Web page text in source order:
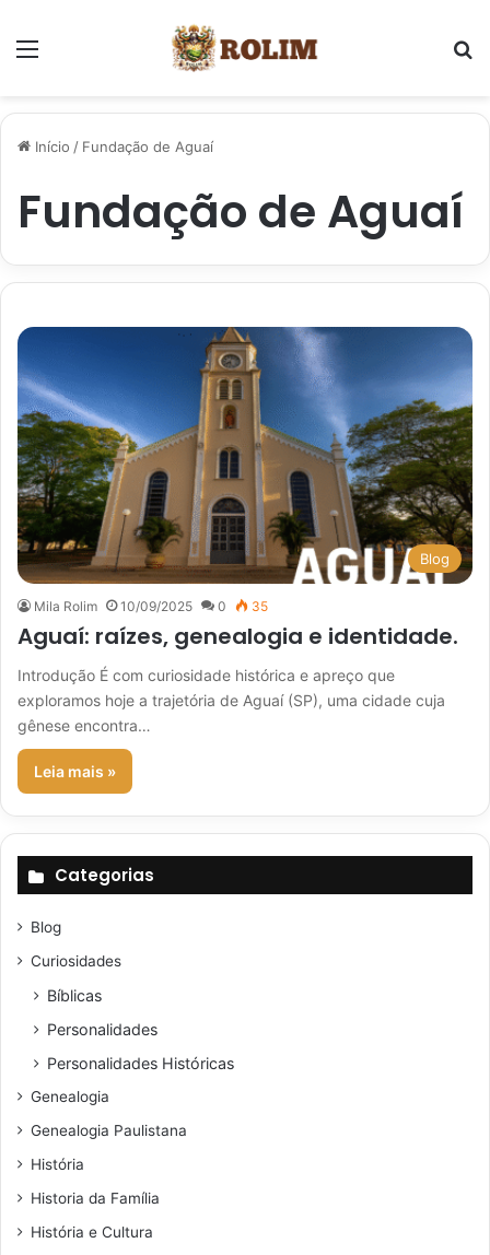
Início / Fundação de Aguaí
Fundação de Aguaí
Blog
Mila Rolim 10/09/2025 0 35
Aguaí: raízes, genealogia e identidade.
Introdução É com curiosidade histórica e apreço que
exploramos hoje a trajetória de Aguaí (SP), uma cidade cuja
gênese encontra…
Leia mais »
Categorias
Blog
Curiosidades
Bíblicas
Personalidades
Personalidades Históricas
Genealogia
Genealogia Paulistana
História
Historia da Família
História e Cultura